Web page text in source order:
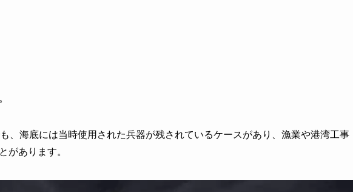
、海底には当時使用された兵器が残されているケースがあり、漁業や港湾工事
があります。